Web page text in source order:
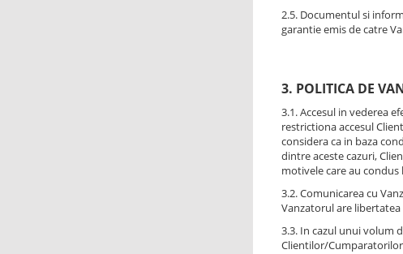
2.5. Documentul si
garantie emis de catre
3. POLITICA DE
3.1. Accesul in vederea
restrictiona accesul
considera ca in baza
dintre aceste cazuri,
motivele care au
3.2. Comunicarea cu
Vanzatorul are
3.3. In cazul unui volum
Clientilor/